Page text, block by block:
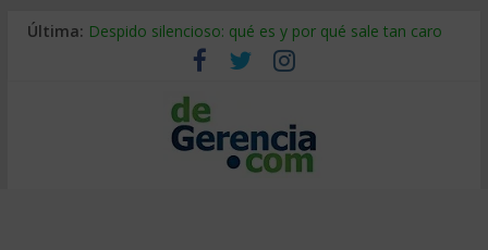
Última: Despido silencioso: qué es y por qué sale tan caro
La economía de Venezuela después del terremoto
Los 8 pasos de Kotter: liderar el cambio sin fracasar
Gestión de proyectos con IA: qué cambia en el oficio
IA y creatividad: cómo evitar que todos piensen igual